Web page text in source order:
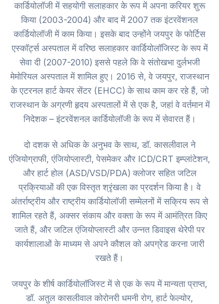
कार्डियोलॉजी में सहयोगी सलाहकार के रूप में अपना करियर शुरू
किया (2003-2004) और बाद में 2007 तक इंटरवेंशनल
कार्डियोलॉजी में काम किया। इसके बाद उन्होंने जयपुर के फोर्टिस
एस्कॉर्ट्स अस्पताल में वरिष्ठ सलाहकार कार्डियोलॉजिस्ट के रूप में
सेवा दी (2007-2010) इससे पहले कि वे संतोखभा दुर्लभजी
मेमोरियल अस्पताल में शामिल हुए। 2016 से, वे जयपुर, राजस्थान
के एटरनल हार्ट केयर सेंटर (EHCC) के साथ काम कर रहे हैं, जो
राजस्थान के अग्रणी हृदय अस्पतालों में से एक है, जहां वे वर्तमान में
निदेशक – इंटरवेंशनल कार्डियोलॉजी के रूप में सेवारत हैं।
दो दशक से अधिक के अनुभव के साथ, डॉ. कासलीवाल ने
एंजियोग्राफी, एंजियोप्लास्टी, पेसमेकर और ICD/CRT इम्प्लांटेशन,
और हार्ट होल (ASD/VSD/PDA) क्लोजर सहित जटिल
प्रक्रियाओं की एक विस्तृत श्रृंखला का प्रदर्शन किया है। वे
अंतर्राष्ट्रीय और राष्ट्रीय कार्डियोलॉजी सम्मेलनों में सक्रिय रूप से
शामिल रहते हैं, अक्सर संकाय और वक्ता के रूप में आमंत्रित किए
जाते हैं, और जटिल एंजियोप्लास्टी और उन्नत डिवाइस थेरेपी पर
कार्यशालाओं के माध्यम से अपने कौशल को अपग्रेड करना जारी
रखते हैं।
जयपुर के शीर्ष कार्डियोलॉजिस्ट में से एक के रूप में मान्यता प्राप्त,
डॉ. अतुल कासलीवाल कोरोनरी धमनी रोग, हार्ट फेल्योर,